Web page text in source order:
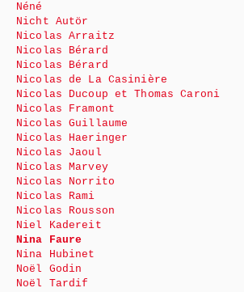
Néné
Nicht Autör
Nicolas Arraitz
Nicolas Bérard
Nicolas Bérard
Nicolas de La Casinière
Nicolas Ducoup et Thomas Caroni
Nicolas Framont
Nicolas Guillaume
Nicolas Haeringer
Nicolas Jaoul
Nicolas Marvey
Nicolas Norrito
Nicolas Rami
Nicolas Rousson
Niel Kadereit
Nina Faure
Nina Hubinet
Noël Godin
Noël Tardif